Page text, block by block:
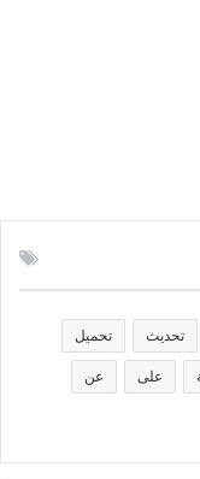
تحديث تحميل
على عن